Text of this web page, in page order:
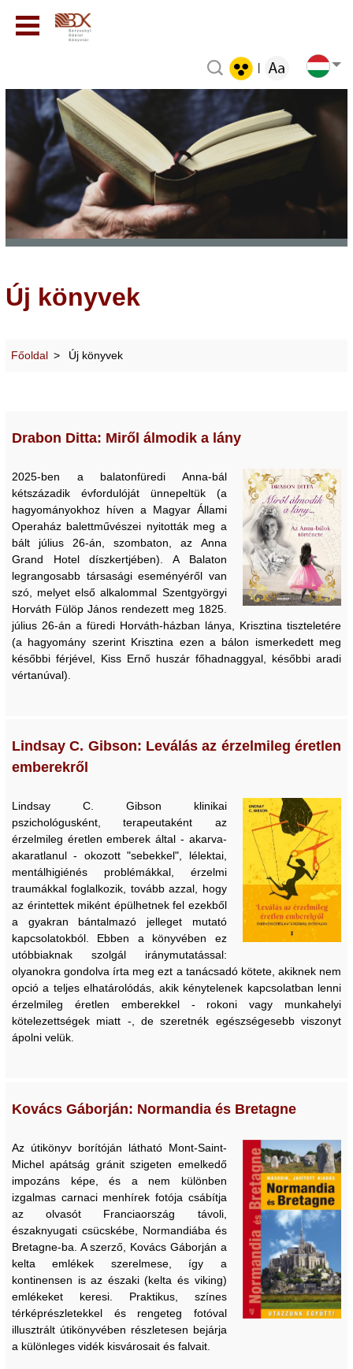
Új könyvek
Főoldal Új könyvek
Drabon Ditta: Miről álmodik a lány
2025-ben a balatonfüredi Anna-bál
kétszázadik évfordulóját ünnepeltük (a
hagyományokhoz híven a Magyar Állami
Operaház balettművészei nyitották meg a
bált július 26-án, szombaton, az Anna
Grand Hotel díszkertjében). A Balaton
legrangosabb társasági eseményéről van
szó, melyet első alkalommal Szentgyörgyi
Horváth Fülöp János rendezett meg 1825.
július 26-án a füredi Horváth-házban lánya, Krisztina tiszteletére
(a hagyomány szerint Krisztina ezen a bálon ismerkedett meg
későbbi férjével, Kiss Ernő huszár főhadnaggyal, későbbi aradi
vértanúval).
Lindsay C. Gibson: Leválás az érzelmileg éretlen
emberekről
Lindsay C. Gibson klinikai
pszichológusként, terapeutaként az
érzelmileg éretlen emberek által - akarva-
akaratlanul - okozott "sebekkel", lélektai,
mentálhigiénés problémákkal, érzelmi
traumákkal foglalkozik, tovább azzal, hogy
az érintettek miként épülhetnek fel ezekből
a gyakran bántalmazó jelleget mutató
kapcsolatokból. Ebben a könyvében ez
utóbbiaknak szolgál iránymutatással:
olyanokra gondolva írta meg ezt a tanácsadó kötete, akiknek nem
opció a teljes elhatárolódás, akik kénytelenek kapcsolatban lenni
érzelmileg éretlen emberekkel - rokoni vagy munkahelyi
kötelezettségek miatt -, de szeretnék egészségesebb viszonyt
ápolni velük.
Kovács Gáborján: Normandia és Bretagne
Az útikönyv borítóján látható Mont-Saint-
Michel apátság gránit szigeten emelkedő
impozáns képe, és a nem különben
izgalmas carnaci menhírek fotója csábítja
az olvasót Franciaország távoli,
északnyugati csücskébe, Normandiába és
Bretagne-ba. A szerző, Kovács Gáborján a
kelta emlékek szerelmese, így a
kontinensen is az északi (kelta és viking)
emlékeket keresi. Praktikus, színes
térképrészletekkel és rengeteg fotóval
illusztrált útikönyvében részletesen bejárja
a különleges vidék kisvárosait és falvait.